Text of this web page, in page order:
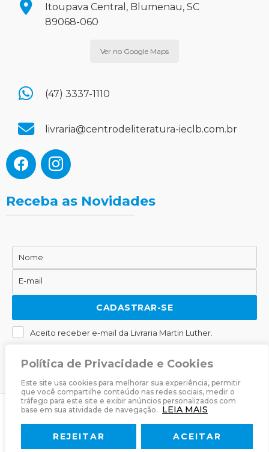
Política de Privacidade e Cookies
Este site usa cookies para melhorar sua experiência, permitir
que você compartilhe conteúdo nas redes sociais, medir o
tráfego para este site e exibir anúncios personalizados com
base em sua atividade de navegação. LEIA MAIS
REJEITAR ACEITAR
Itoupava Central, Blumenau, SC
89068-060
Ver no Google Maps
(47) 3337-1110
livraria@centrodeliteratura-ieclb.com.br
Receba as Novidades
Nome
Nome
E-
mail
E-mail
CADASTRAR-SE
Aceito receber e-mail da Livraria Martin Luther.
Livraria Martin Luther · Desenvolvido por
Livraria Política de Privacidade Termos & Condições